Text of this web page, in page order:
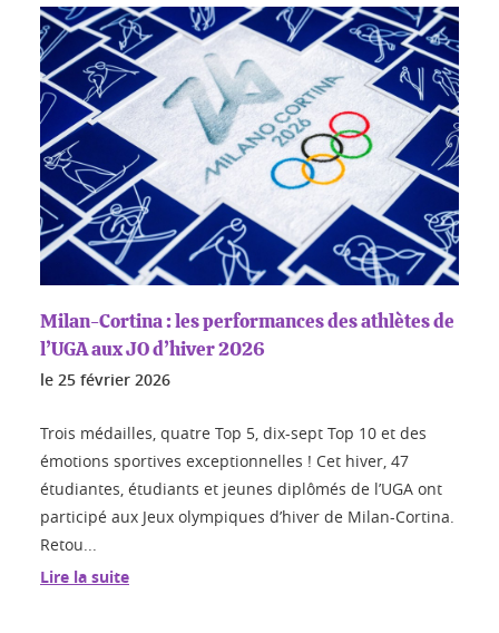
Milan-Cortina : les performances des athlètes de
l’UGA aux JO d’hiver 2026
le 25 février 2026
Trois médailles, quatre Top 5, dix-sept Top 10 et des
émotions sportives exceptionnelles ! Cet hiver, 47
étudiantes, étudiants et jeunes diplômés de l’UGA ont
participé aux Jeux olympiques d’hiver de Milan-Cortina.
Retou...
Lire la suite